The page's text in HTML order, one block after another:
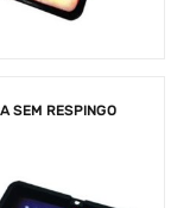
SEM RESPINGO